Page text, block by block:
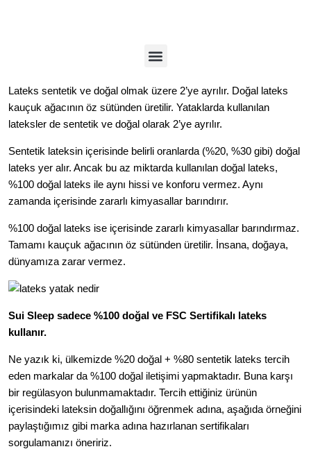
Lateks sentetik ve doğal olmak üzere 2’ye ayrılır. Doğal lateks
kauçuk ağacının öz sütünden üretilir. Yataklarda kullanılan
lateksler de sentetik ve doğal olarak 2’ye ayrılır.
Sentetik lateksin içerisinde belirli oranlarda (%20, %30 gibi) doğal
lateks yer alır. Ancak bu az miktarda kullanılan doğal lateks,
%100 doğal lateks ile aynı hissi ve konforu vermez. Aynı
zamanda içerisinde zararlı kimyasallar barındırır.
%100 doğal lateks ise içerisinde zararlı kimyasallar barındırmaz.
Tamamı kauçuk ağacının öz sütünden üretilir. İnsana, doğaya,
dünyamıza zarar vermez.
Sui Sleep sadece %100 doğal ve FSC Sertifikalı lateks
kullanır.
Ne yazık ki, ülkemizde %20 doğal + %80 sentetik lateks tercih
eden markalar da %100 doğal iletişimi yapmaktadır. Buna karşı
bir regülasyon bulunmamaktadır. Tercih ettiğiniz ürünün
içerisindeki lateksin doğallığını öğrenmek adına, aşağıda örneğini
paylaştığımız gibi marka adına hazırlanan sertifikaları
sorgulamanızı öneririz.